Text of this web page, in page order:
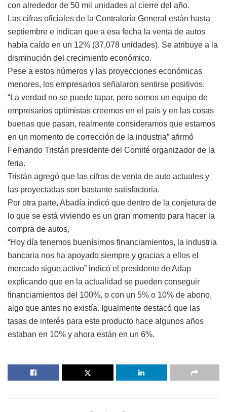
con alrededor de 50 mil unidades al cierre del año.
Las cifras oficiales de la Contraloría General están hasta
septiembre e indican que a esa fecha la venta de autos
había caído en un 12% (37,078 unidades). Se atribuye a la
disminución del crecimiento económico.
Pese a estos números y las proyecciones económicas
menores, los empresarios señalaron sentirse positivos.
“La verdad no se puede tapar, pero somos un equipo de
empresarios optimistas creemos en el país y en las cosas
buenas que pasan, realmente consideramos que estamos
en un momento de corrección de la industria” afirmó
Fernando Tristán presidente del Comité organizador de la
feria.
Tristán agregó que las cifras de venta de auto actuales y
las proyectadas son bastante satisfactoria.
Por otra parte, Abadía indicó que dentro de la conjetura de
lo que se está viviendo es un gran momento para hacer la
compra de autos,
“Hoy día tenemos buenísimos financiamientos, la industria
bancaria nos ha apoyado siempre y gracias a ellos el
mercado sigue activo” indicó el presidente de Adap
explicando que en la actualidad se pueden conseguir
financiamientos del 100%, o con un 5% o 10% de abono,
algo que antes no existía. Igualmente destacó que las
tasas de interés para este producto hace algunos años
estaban en 10% y ahora están en un 6%.